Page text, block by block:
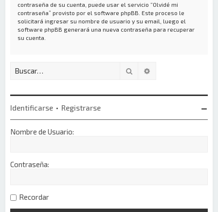
contraseña de su cuenta, puede usar el servicio “Olvidé mi
contraseña” provisto por el software phpBB. Este proceso le
solicitará ingresar su nombre de usuario y su email, luego el
software phpBB generará una nueva contraseña para recuperar
su cuenta.
Buscar
Identificarse • Registrarse
Nombre de Usuario:
Contraseña:
Recordar